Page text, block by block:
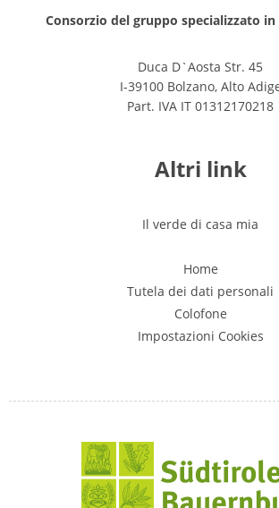
Consorzio del gruppo specializzato
Duca D`Aosta Str. 45
I-39100 Bolzano, Alto
Part. IVA IT 01312170218
Altri link
Il verde di casa mia
Home
Tutela dei dati personali
Colofone
Impostazioni Cookies